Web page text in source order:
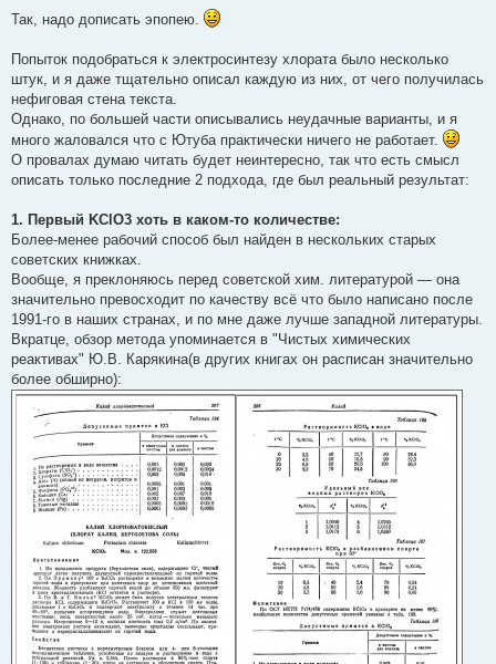
s
t
Так, надо дописать эпопею.
Попыток подобраться к электросинтезу хлората было несколько
штук, и я даже тщательно описал каждую из них, от чего получилась
нефиговая стена текста.
Однако, по большей части описывались неудачные варианты, и я
много жаловался что с Ютуба практически ничего не работает.
О провалах думаю читать будет неинтересно, так что есть смысл
описать только последние 2 подхода, где был реальный результат:
1. Первый KClO3 хоть в каком-то количестве:
Более-менее рабочий способ был найден в нескольких старых
советских книжках.
Вообще, я преклоняюсь перед советской хим. литературой — она
значительно превосходит по качеству всё что было написано после
1991-го в наших странах, и по мне даже лучше западной литературы.
Вкратце, обзор метода упоминается в "Чистых химических
реактивах" Ю.В. Карякина(в других книгах он расписан значительно
более обширно):